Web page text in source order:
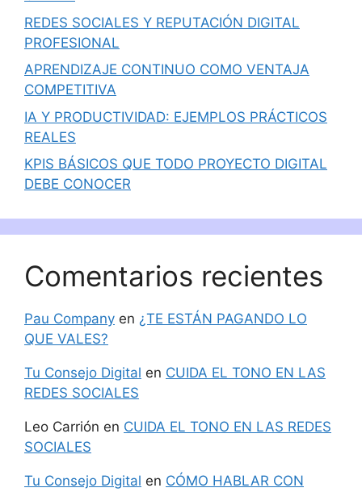
REDES SOCIALES Y REPUTACIÓN DIGITAL
PROFESIONAL
APRENDIZAJE CONTINUO COMO VENTAJA
COMPETITIVA
IA Y PRODUCTIVIDAD: EJEMPLOS PRÁCTICOS
REALES
KPIS BÁSICOS QUE TODO PROYECTO DIGITAL
DEBE CONOCER
Comentarios recientes
Pau Company en ¿TE ESTÁN PAGANDO LO
QUE VALES?
Tu Consejo Digital en CUIDA EL TONO EN LAS
REDES SOCIALES
Leo Carrión en CUIDA EL TONO EN LAS REDES
SOCIALES
Tu Consejo Digital en CÓMO HABLAR CON